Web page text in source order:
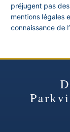
préjugent pas
mentions légales
connaissance de